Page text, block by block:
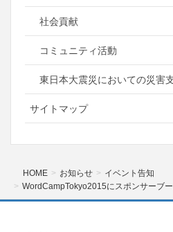
社会貢献
コミュニティ活動
東日本大震災においての災害
サイトマップ
HOME お知らせ
イベント告知
WordCampTokyo2015にスポンサーブ